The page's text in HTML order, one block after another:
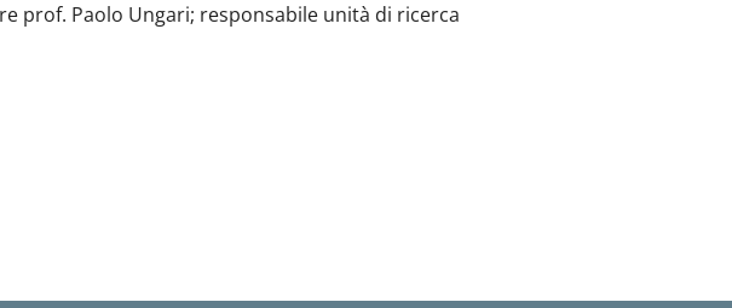
prof. Paolo Ungari; responsabile unità di ricerca